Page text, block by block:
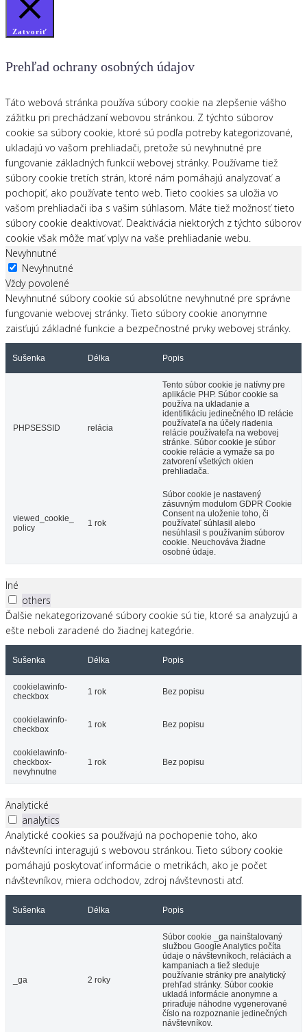
Zatvoriť
Prehľad ochrany osobných údajov
Táto webová stránka používa súbory cookie na zlepšenie vášho
zážitku pri prechádzaní webovou stránkou. Z týchto súborov
cookie sa súbory cookie, ktoré sú podľa potreby kategorizované,
ukladajú vo vašom prehliadači, pretože sú nevyhnutné pre
fungovanie základných funkcií webovej stránky. Používame tiež
súbory cookie tretích strán, ktoré nám pomáhajú analyzovať a
pochopiť, ako používate tento web. Tieto cookies sa uložia vo
vašom prehliadači iba s vašim súhlasom. Máte tiež možnosť tieto
súbory cookie deaktivovať. Deaktivácia niektorých z týchto súborov
cookie však môže mať vplyv na vaše prehliadanie webu.
Nevyhnutné
Nevyhnutné
Vždy povolené
Nevyhnutné súbory cookie sú absolútne nevyhnutné pre správne
fungovanie webovej stránky. Tieto súbory cookie anonymne
zaisťujú základné funkcie a bezpečnostné prvky webovej stránky.
Sušenka Délka Popis
PHPSESSID relácia
Tento súbor cookie je natívny pre
aplikácie PHP. Súbor cookie sa
používa na ukladanie a
identifikáciu jedinečného ID relácie
používateľa na účely riadenia
relácie používateľa na webovej
stránke. Súbor cookie je súbor
cookie relácie a vymaže sa po
zatvorení všetkých okien
prehliadača.
viewed_cookie_
policy
1 rok
Súbor cookie je nastavený
zásuvným modulom GDPR Cookie
Consent na uloženie toho, či
používateľ súhlasil alebo
nesúhlasil s používaním súborov
cookie. Neuchováva žiadne
osobné údaje.
Iné
others
Ďalšie nekategorizované súbory cookie sú tie, ktoré sa analyzujú a
ešte neboli zaradené do žiadnej kategórie.
Sušenka Délka Popis
cookielawinfo-
checkbox
1 rok Bez popisu
cookielawinfo-
checkbox
1 rok Bez popisu
cookielawinfo-
checkbox-
nevyhnutne
1 rok Bez popisu
Analytické
analytics
Analytické cookies sa používajú na pochopenie toho, ako
návštevníci interagujú s webovou stránkou. Tieto súbory cookie
pomáhajú poskytovať informácie o metrikách, ako je počet
návštevníkov, miera odchodov, zdroj návštevnosti atď.
Sušenka Délka Popis
_ga 2 roky
Súbor cookie _ga nainštalovaný
službou Google Analytics počíta
údaje o návštevníkoch, reláciách a
kampaniach a tiež sleduje
používanie stránky pre analytický
prehľad stránky. Súbor cookie
ukladá informácie anonymne a
priraďuje náhodne vygenerované
číslo na rozpoznanie jedinečných
návštevníkov.